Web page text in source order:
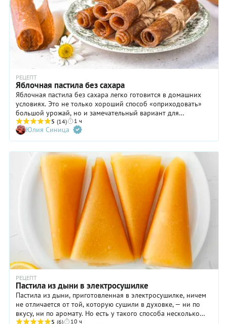
РЕЦЕПТ
Яблочная пастила без сахара
Яблочная пастила без сахара легко готовится в домашних
условиях. Это не только хороший способ «оприходовать»
большой урожай, но и замечательный вариант для
некондиционных плодов всякого рода, которые не подходят
для еды в чистом виде. Да и вообще экономия налицо:
никакого сахара не надо, были бы яблоки. Единственное,
учтите, что фрукты, в идеале, должны быть сладкими, но с
кислинкой. Тогда и пастила такой получится: ароматной,
приятной «жевательной» консистенции и исключительно
полезной — именно то, что и требуется для детей любого
возраста.
5 (14) 1 ч
Юлия Синица
РЕЦЕПТ
Пастила из дыни в электросушилке
Пастила из дыни, приготовленная в электросушилке, ничем
не отличается от той, которую сушили в духовке, — ни по
вкусу, ни по аромату. Но есть у такого способа несколько
5 (6) 10 ч